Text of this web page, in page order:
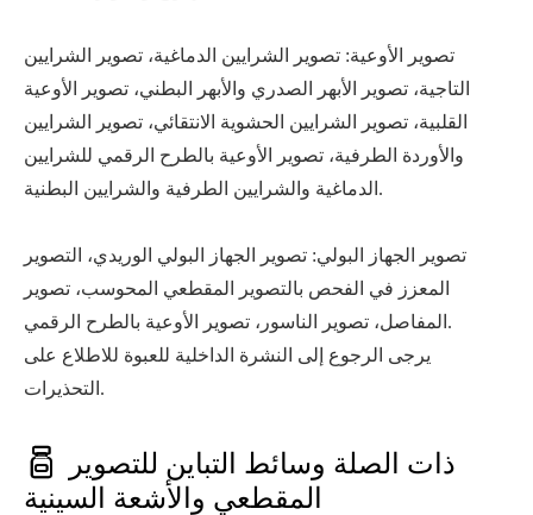
تصوير الأوعية: تصوير الشرايين الدماغية، تصوير الشرايين
التاجية، تصوير الأبهر الصدري والأبهر البطني، تصوير الأوعية
القلبية، تصوير الشرايين الحشوية الانتقائي، تصوير الشرايين
والأوردة الطرفية، تصوير الأوعية بالطرح الرقمي للشرايين
الدماغية والشرايين الطرفية والشرايين البطنية.
تصوير الجهاز البولي: تصوير الجهاز البولي الوريدي، التصوير
المعزز في الفحص بالتصوير المقطعي المحوسب، تصوير
المفاصل، تصوير الناسور، تصوير الأوعية بالطرح الرقمي.
يرجى الرجوع إلى النشرة الداخلية للعبوة للاطلاع على
التحذيرات.

ذات الصلة وسائط التباين للتصوير
المقطعي والأشعة السينية